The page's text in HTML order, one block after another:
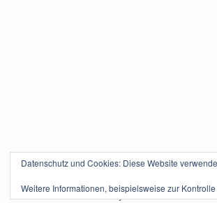
Datenschutz und Cookies: Diese Website
Weitere Informationen, beispielsweise zur
Powered byWordPress. Theme